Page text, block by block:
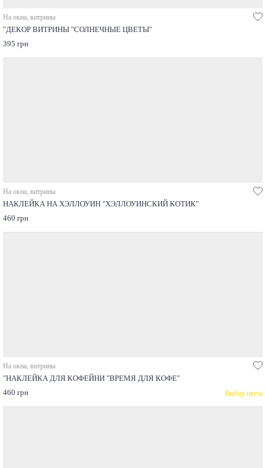
На окна, витрины
"ДЕКОР ВИТРИНЫ "СОЛНЕЧНЫЕ ЦВЕТЫ"
395 грн
На окна, витрины
НАКЛЕЙКА НА ХЭЛЛОУИН "ХЭЛЛОУИНСКИЙ КОТИК"
460 грн
На окна, витрины
"НАКЛЕЙКА ДЛЯ КОФЕЙНИ "ВРЕМЯ ДЛЯ КОФЕ"
460 грн
Выбор цвета